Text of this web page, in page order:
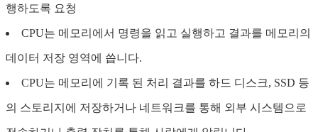
행하도록 요청
CPU는 메모리에서 명령을 읽고 실행하고 결과를 메모리의
데이터 저장 영역에 씁니다.
CPU는 메모리에 기록 된 처리 결과를 하드 디스크, SSD 등
의 스토리지에 저장하거나 네트워크를 통해 외부 시스템으로